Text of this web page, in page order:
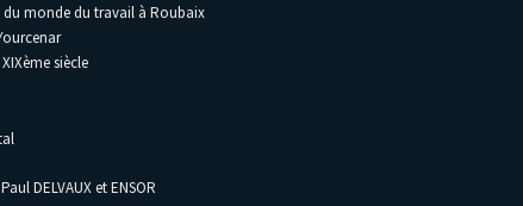
du monde du travail à Roubaix
siècle
DELVAUX et ENSOR